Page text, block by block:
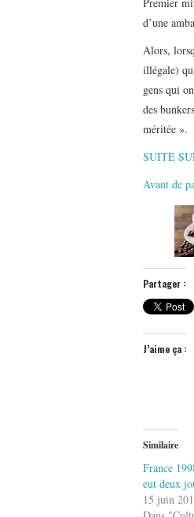
d’une
Alors,
illégale)
gens qui
des
méritée ».
SUITE
Avant de
Partager :
J’aime ça :
Similaire
France
eut deux
15 juin